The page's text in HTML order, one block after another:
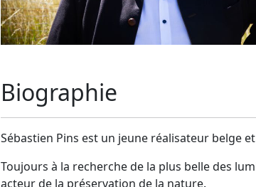
Biographie
Sébastien Pins est un jeune réalisateur belge
Toujours à la recherche de la plus belle des
acteur de la préservation de la nature.